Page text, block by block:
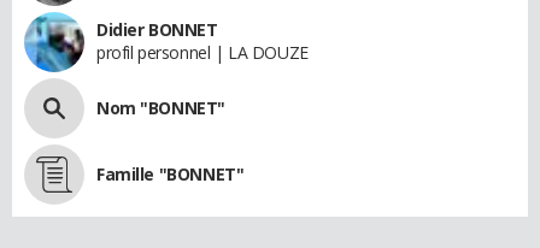
Didier BONNET
profil personnel | LA DOUZE
Nom "BONNET"
Famille "BONNET"